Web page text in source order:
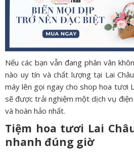
Nếu các bạn vẫn đang phân vân
nào uy tín và chất lượng tại Lai
máy lên gọi ngay cho shop hoa tươi
sẽ được trải nghiệm một dịch vụ
và hoàn hảo nhất.
Tiệm hoa tươi Lai
nhanh đúng giờ